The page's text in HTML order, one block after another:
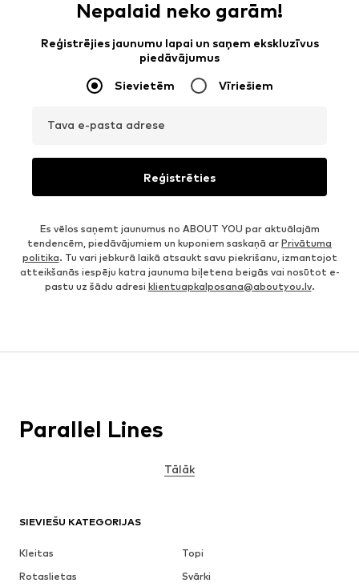
Nepalaid neko garām!
Reģistrējies jaunumu lapai un saņem ekskluzīvus
piedāvājumus
Sievietēm Vīriešiem
Tava e-pasta adrese
Reģistrēties
Es vēlos saņemt jaunumus no ABOUT YOU par aktuālajām
tendencēm, piedāvājumiem un kuponiem saskaņā ar Privātuma
politika. Tu vari jebkurā laikā atsaukt savu piekrišanu, izmantojot
atteikšanās iespēju katra jaunuma biļetena beigās vai nosūtot e-
pastu uz šādu adresi klientuapkalposana@aboutyou.lv.
SIEVIEŠU KATEGORIJAS
Kleitas
Topi
Rotaslietas
Svārki
Parallel Lines
Tālāk